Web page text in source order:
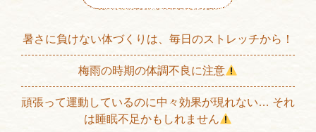
暑さに負けない体づくりは、毎日のストレッチから！
梅雨の時期の体調不良に注意
頑張って運動しているのに中々効果が現れない… それ
は睡眠不足かもしれません